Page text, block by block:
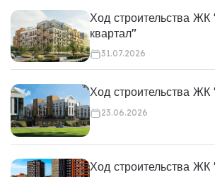
Ход строительства
квартал"
31.07.2026
Ход строительства
23.06.2026
Ход строительства